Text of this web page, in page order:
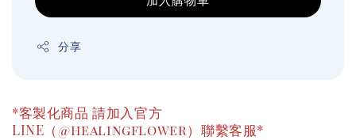
分享
*客製化商品 請加入官方
LINE（@healingflower）聯繫客服*